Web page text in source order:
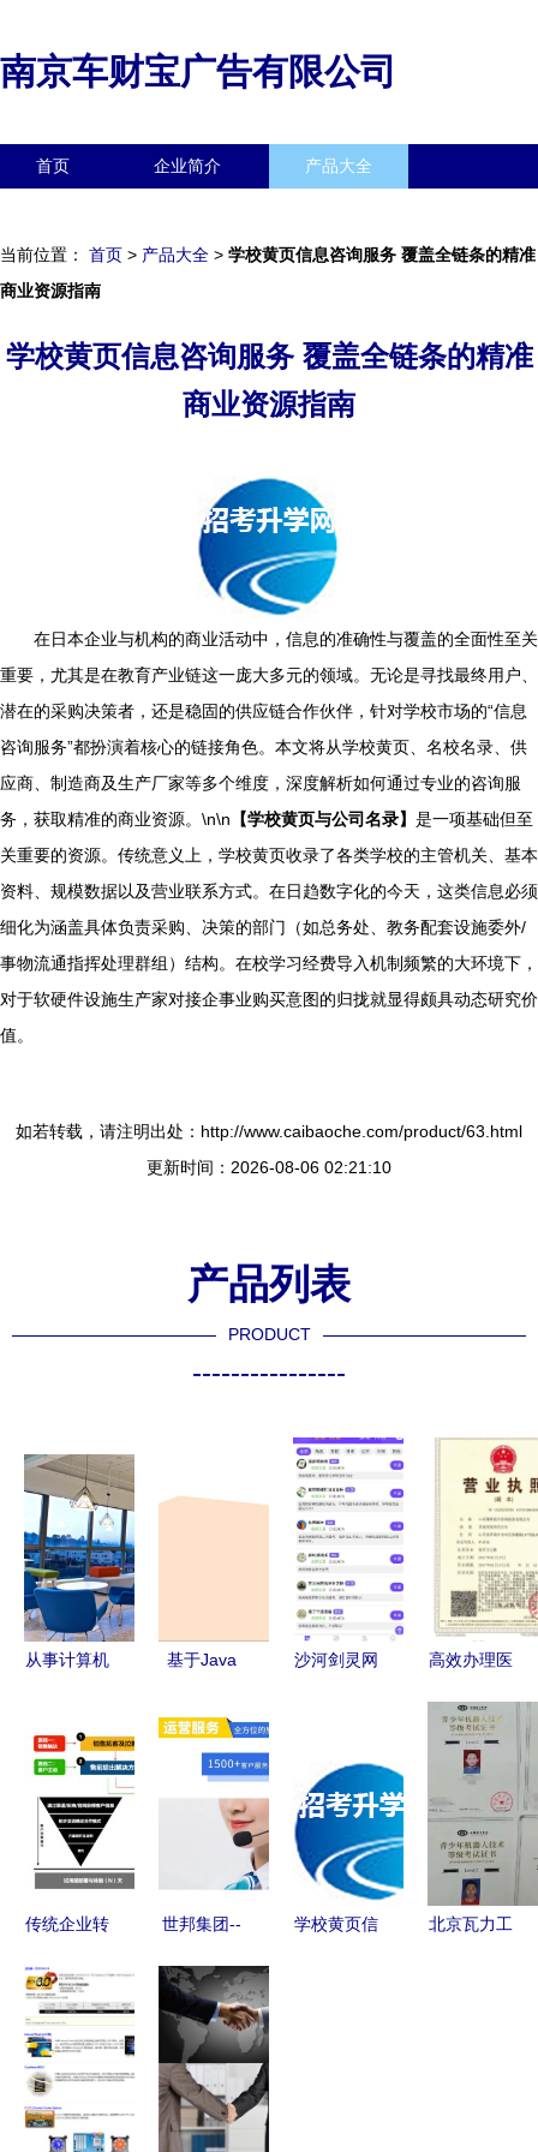
南京车财宝广告有限公司
首页 企业简介 产品大全
当前位置： 首页 > 产品大全 > 学校黄页信息咨询服务 覆盖全链条的精准
商业资源指南
学校黄页信息咨询服务 覆盖全链条的精准
商业资源指南
在日本企业与机构的商业活动中，信息的准确性与覆盖的全面性至关
重要，尤其是在教育产业链这一庞大多元的领域。无论是寻找最终用户、
潜在的采购决策者，还是稳固的供应链合作伙伴，针对学校市场的“信息
咨询服务”都扮演着核心的链接角色。本文将从学校黄页、名校名录、供
应商、制造商及生产厂家等多个维度，深度解析如何通过专业的咨询服
务，获取精准的商业资源。\n\n 【学校黄页与公司名录】 是一项基础但至
关重要的资源。传统意义上，学校黄页收录了各类学校的主管机关、基本
资料、规模数据以及营业联系方式。在日趋数字化的今天，这类信息必须
细化为涵盖具体负责采购、决策的部门（如总务处、教务配套设施委外/
事物流通指挥处理群组）结构。在校学习经费导入机制频繁的大环境下，
对于软硬件设施生产家对接企事业购买意图的归拢就显得颇具动态研究价
值。
如若转载，请注明出处：http://www.caibaoche.com/product/63.html
更新时间：2026-08-06 02:21:10
产品列表
PRODUCT
----------------
从事计算机
络科技领域
内的技术开
发,技术咨
询,技术服
务,技术
基于Java
健康产品与
服务推荐系
统设计与实
沙河剑灵网
创业指南
高效办理医
许可证产品
注册广审表
的信息咨询
服务指南
传统企业转
品、服务、
解决方案与
信息咨询服
务的深度融
合
世邦集团--
改造专家
学校黄页信
北京瓦力工